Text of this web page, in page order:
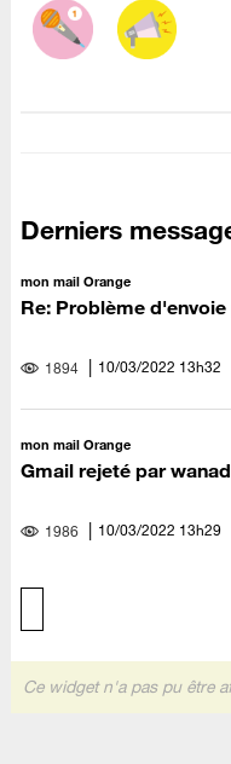
Derniers
mon mail Orange
Re: Problème
1894 ‎10/03/2022 13h32
mon mail Orange
Gmail rejeté par
1986 ‎10/03/2022 13h29
Ce widget n'a pas pu être